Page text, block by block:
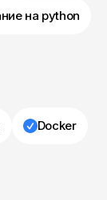
на python
Docker